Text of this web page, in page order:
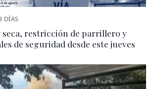
DÍAS
seca, restricción de parrillero y
de seguridad desde este jueves